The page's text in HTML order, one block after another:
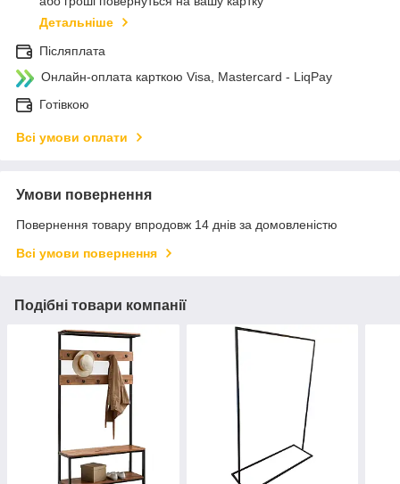
Детальніше
Післяплата
Онлайн-оплата карткою Visa, Mastercard - LiqPay
Готівкою
Всі умови оплати
Умови повернення
Повернення товару впродовж 14 днів за домовленістю
Всі умови повернення
Подібні товари компанії